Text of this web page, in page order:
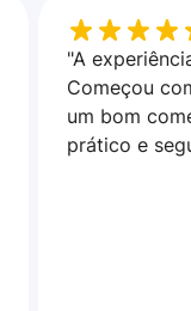
"A
Começou
um bom
prático e